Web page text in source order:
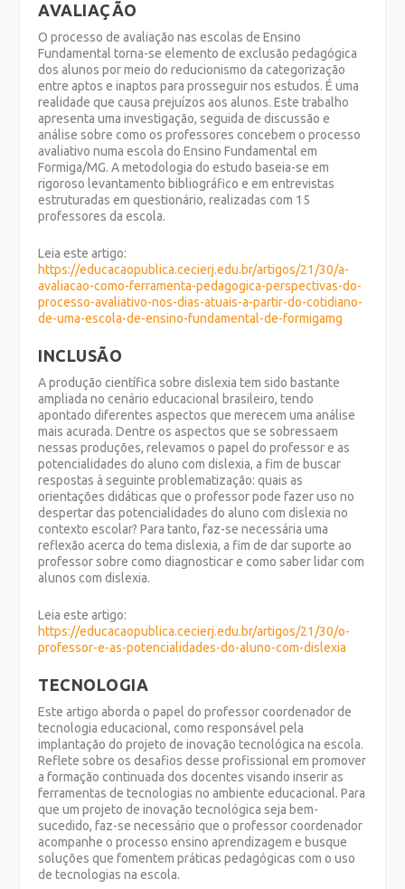
AVALIAÇÃO
O processo de avaliação nas escolas de Ensino
Fundamental torna-se elemento de exclusão pedagógica
dos alunos por meio do reducionismo da categorização
entre aptos e inaptos para prosseguir nos estudos. É uma
realidade que causa prejuízos aos alunos. Este trabalho
apresenta uma investigação, seguida de discussão e
análise sobre como os professores concebem o processo
avaliativo numa escola do Ensino Fundamental em
Formiga/MG. A metodologia do estudo baseia-se em
rigoroso levantamento bibliográfico e em entrevistas
estruturadas em questionário, realizadas com 15
professores da escola.
Leia este artigo:
https://educacaopublica.cecierj.edu.br/artigos/21/30/a-
avaliacao-como-ferramenta-pedagogica-perspectivas-do-
processo-avaliativo-nos-dias-atuais-a-partir-do-cotidiano-
de-uma-escola-de-ensino-fundamental-de-formigamg
INCLUSÃO
A produção científica sobre dislexia tem sido bastante
ampliada no cenário educacional brasileiro, tendo
apontado diferentes aspectos que merecem uma análise
mais acurada. Dentre os aspectos que se sobressaem
nessas produções, relevamos o papel do professor e as
potencialidades do aluno com dislexia, a fim de buscar
respostas à seguinte problematização: quais as
orientações didáticas que o professor pode fazer uso no
despertar das potencialidades do aluno com dislexia no
contexto escolar? Para tanto, faz-se necessária uma
reflexão acerca do tema dislexia, a fim de dar suporte ao
professor sobre como diagnosticar e como saber lidar com
alunos com dislexia.
Leia este artigo:
https://educacaopublica.cecierj.edu.br/artigos/21/30/o-
professor-e-as-potencialidades-do-aluno-com-dislexia
TECNOLOGIA
Este artigo aborda o papel do professor coordenador de
tecnologia educacional, como responsável pela
implantação do projeto de inovação tecnológica na escola.
Reflete sobre os desafios desse profissional em promover
a formação continuada dos docentes visando inserir as
ferramentas de tecnologias no ambiente educacional. Para
que um projeto de inovação tecnológica seja bem-
sucedido, faz-se necessário que o professor coordenador
acompanhe o processo ensino aprendizagem e busque
soluções que fomentem práticas pedagógicas com o uso
de tecnologias na escola.